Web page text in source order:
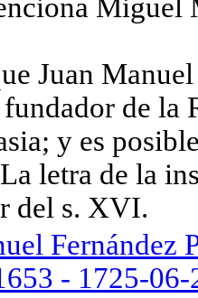
Miguel
Juan
de la
y es
letra de la
del s. XVI.
Fernández
- 1725-06-